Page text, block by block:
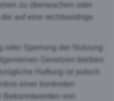
zu überwachen oder
auf eine rechtswidrige
oder Sperrung der Nutzung
Gesetzen bleiben
Haftung ist jedoch
einer konkreten
Bekanntwerden von